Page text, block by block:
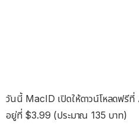
วันนี้ MacID เปิดให้ดาวน์โหลดฟรี
อยู่ที่ $3.99 (ประมาณ 135 บาท)